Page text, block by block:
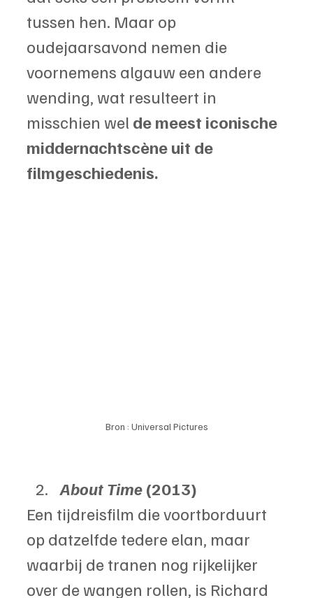
tussen hen. Maar op
oudejaarsavond nemen die
voornemens algauw een andere
wending, wat resulteert in
misschien wel de meest iconische
middernachtscène uit de
filmgeschiedenis.
Bron : Universal Pictures
About Time (2013)
Een tijdreisfilm die voortborduurt
op datzelfde tedere elan, maar
waarbij de tranen nog rijkelijker
over de wangen rollen, is Richard